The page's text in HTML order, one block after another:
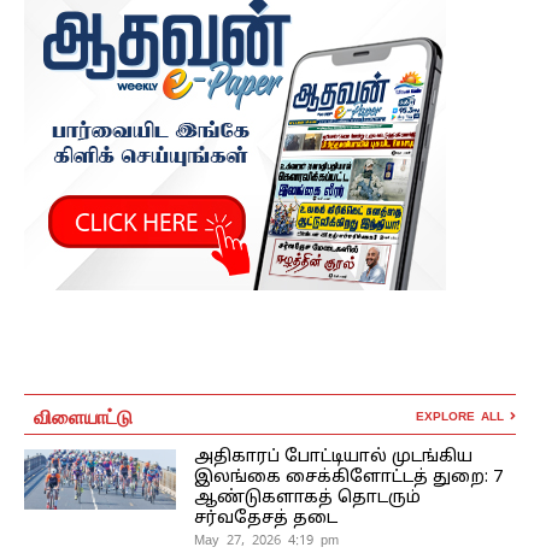
விளையாட்டு EXPLORE ALL
அதிகாரப் போட்டியால் முடங்கிய
இலங்கை சைக்கிளோட்டத் துறை: 7
ஆண்டுகளாகத் தொடரும்
சர்வதேசத் தடை
May 27, 2026 4:19 pm